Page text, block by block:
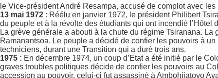
le Vice-président André Resampa, accusé de complot avec
13 mai 1972 : Réélu en janvier 1972, le président Philibert
du peuple et à la révolte des étudiants qui ont incendié
La grève générale a abouti à la chute du régime Tsiranana.
Ramanantsoa. Le peuple a décidé de confier les pouvoirs à
techniciens, durant une Transition qui a duré trois ans.
1975 : En décembre 1974, un coup d’Etat a été initié par le
graves troubles politiques décide de confier les pouvoirs au
accession au pouvoir, celui-ci fut assassiné à Ambohijatovo